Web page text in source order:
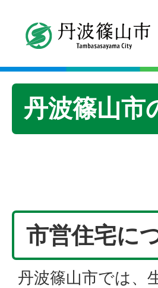
丹波篠山市
市営住宅に
丹波篠山市では、